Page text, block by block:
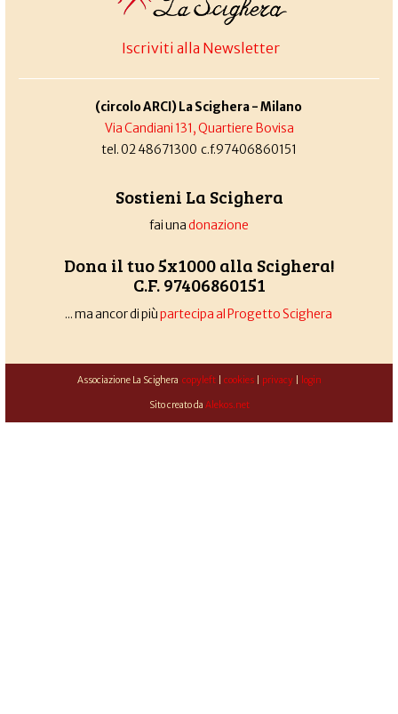
Iscriviti alla Newsletter
(circolo ARCI) La Scighera - Milano
Via Candiani 131, Quartiere Bovisa
tel. 02 48671300 c.f.97406860151
Sostieni La Scighera
fai unadonazione
Dona il tuo 5x1000 alla Scighera!
C.F. 97406860151
... ma ancor di piùpartecipa al Progetto Scighera
Associazione La Scighera copyleft| cookies| privacy| login
Sito creato da Alekos.net